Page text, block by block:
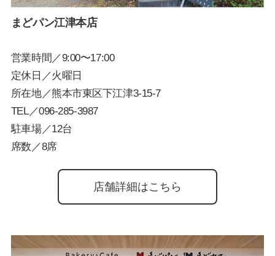
まどパン江津本店
営業時間／9:00〜17:00
定休日／火曜日
所在地／熊本市東区下江津3-15-7
TEL／096-285-3987
駐車場／12台
席数／8席
店舗詳細はこちら